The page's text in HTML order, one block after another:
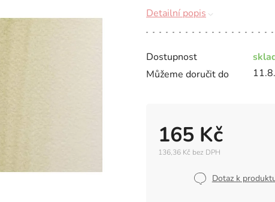
Dostupnost
Můžeme doručit do
165 Kč
136,36 Kč bez DPH
Dotaz k
Detailní popis